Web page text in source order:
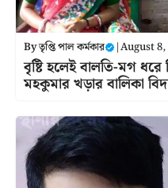
Byতৃপ্তি পাল কর্মকার |August 8,
বৃষ্টি হলেই বালতি-মগ
মহকুমার খড়ার বালিকা